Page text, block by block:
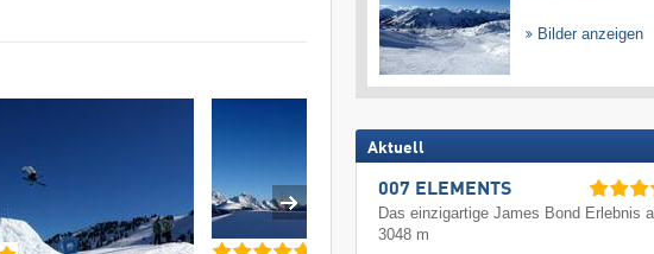
Bilder anzeigen
Aktuell
007 ELEMENTS
Das einzigartige James Bond Erlebnis
3048 m